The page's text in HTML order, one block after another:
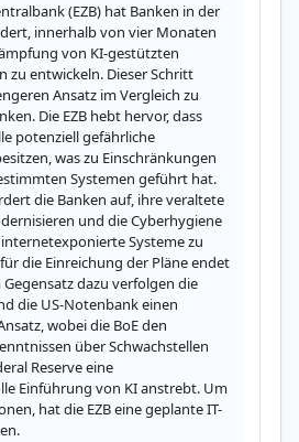
(EZB) hat Banken in der
innerhalb von vier Monaten
von KI-gestützten
zu entwickeln. Dieser Schritt
Ansatz im Vergleich zu
Die EZB hebt hervor, dass
potenziell gefährliche
was zu Einschränkungen
Systemen geführt hat.
die Banken auf, ihre veraltete
und die Cyberhygiene
Systeme zu
die Einreichung der Pläne endet
dazu verfolgen die
die US-Notenbank einen
wobei die BoE den
über Schwachstellen
Reserve eine
Einführung von KI anstrebt. Um
hat die EZB eine geplante IT-